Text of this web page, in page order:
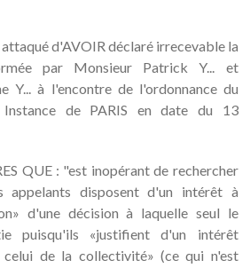
d'AVOIR déclaré irrecevable la
par Monsieur Patrick Y... et
Y... à l'encontre de l'ordonnance du
de PARIS en date du 13
QUE : "est inopérant de rechercher
appelants disposent d'un intérêt à
d'une décision à laquelle seul le
puisqu'ils «justifient d'un intérêt
de la collectivité» (ce qui n'est